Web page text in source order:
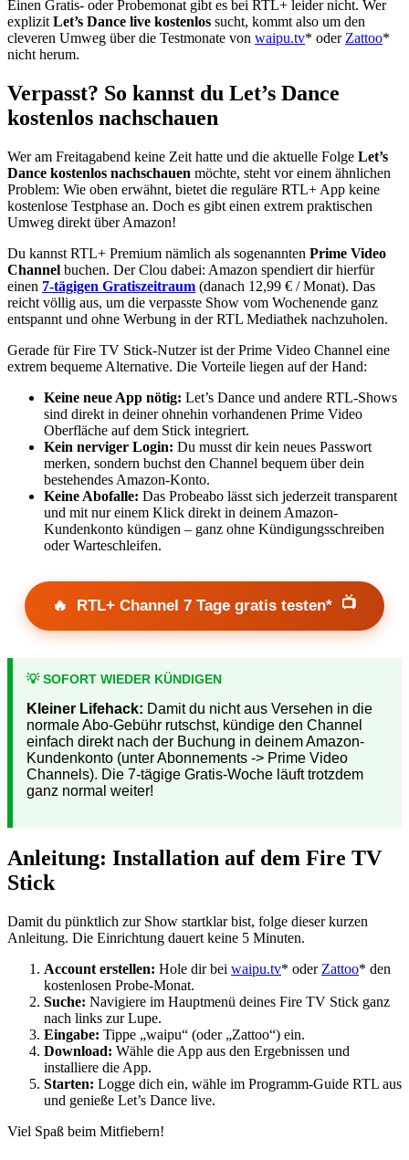
Einen Gratis- oder Probemonat gibt es bei RTL+ leider nicht. Wer
explizit Let’s Dance live kostenlos sucht, kommt also um den
cleveren Umweg über die Testmonate von waipu.tv* oder Zattoo*
nicht herum.
Verpasst? So kannst du Let’s Dance
kostenlos nachschauen
Wer am Freitagabend keine Zeit hatte und die aktuelle Folge Let’s
Dance kostenlos nachschauen möchte, steht vor einem ähnlichen
Problem: Wie oben erwähnt, bietet die reguläre RTL+ App keine
kostenlose Testphase an. Doch es gibt einen extrem praktischen
Umweg direkt über Amazon!
Du kannst RTL+ Premium nämlich als sogenannten Prime Video
Channel buchen. Der Clou dabei: Amazon spendiert dir hierfür
einen 7-tägigen Gratiszeitraum (danach 12,99 € / Monat). Das
reicht völlig aus, um die verpasste Show vom Wochenende ganz
entspannt und ohne Werbung in der RTL Mediathek nachzuholen.
Gerade für Fire TV Stick-Nutzer ist der Prime Video Channel eine
extrem bequeme Alternative. Die Vorteile liegen auf der Hand:
Keine neue App nötig: Let’s Dance und andere RTL-Shows
sind direkt in deiner ohnehin vorhandenen Prime Video
Oberfläche auf dem Stick integriert.
Kein nerviger Login: Du musst dir kein neues Passwort
merken, sondern buchst den Channel bequem über dein
bestehendes Amazon-Konto.
Keine Abofalle: Das Probeabo lässt sich jederzeit transparent
und mit nur einem Klick direkt in deinem Amazon-
Kundenkonto kündigen – ganz ohne Kündigungsschreiben
oder Warteschleifen.
🔥 RTL+ Channel 7 Tage gratis testen* 📺
💡 SOFORT WIEDER KÜNDIGEN
Kleiner Lifehack: Damit du nicht aus Versehen in die
normale Abo-Gebühr rutschst, kündige den Channel
einfach direkt nach der Buchung in deinem Amazon-
Kundenkonto (unter Abonnements -> Prime Video
Channels). Die 7-tägige Gratis-Woche läuft trotzdem
ganz normal weiter!
Anleitung: Installation auf dem Fire TV
Stick
Damit du pünktlich zur Show startklar bist, folge dieser kurzen
Anleitung. Die Einrichtung dauert keine 5 Minuten.
Account erstellen: Hole dir bei waipu.tv* oder Zattoo* den
kostenlosen Probe-Monat.
Suche: Navigiere im Hauptmenü deines Fire TV Stick ganz
nach links zur Lupe.
Eingabe: Tippe „waipu“ (oder „Zattoo“) ein.
Download: Wähle die App aus den Ergebnissen und
installiere die App.
Starten: Logge dich ein, wähle im Programm-Guide RTL aus
und genieße Let’s Dance live.
Viel Spaß beim Mitfiebern!